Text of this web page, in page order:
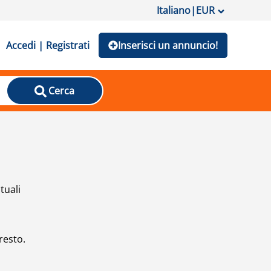
Italiano|EUR
Accedi | Registrati Inserisci un annuncio!
Cerca